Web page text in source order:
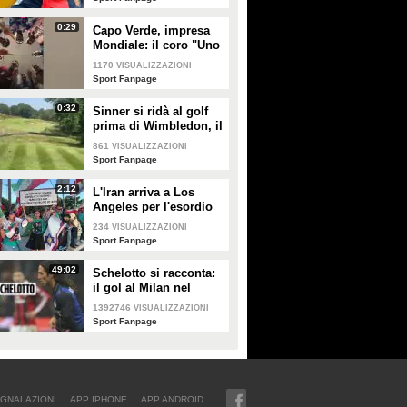
Genoa"
0:29
Capo Verde, impresa
Mondiale: il coro "Uno
per cento" celebra una
qualificazione storica
1170 VISUALIZZAZIONI
Sport Fanpage
0:32
Sinner si ridà al golf
prima di Wimbledon, il
risultato è esilarante
861 VISUALIZZAZIONI
Sport Fanpage
2:12
L'Iran arriva a Los
Angeles per l'esordio
ai Mondiali 2026 tra
misure di sicurezza e
234 VISUALIZZAZIONI
Sport Fanpage
49:02
Schelotto si racconta:
il gol al Milan nel
derby, gli scherzi di
Cassano, le genialate
1392746 VISUALIZZAZIONI
Sport Fanpage
APP IPHONE APP ANDROID